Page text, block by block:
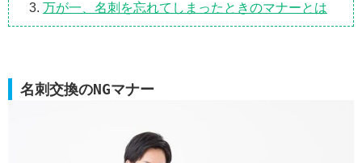
万が一、名刺を忘れてしまったときのマナーとは
名刺交換のNGマナー